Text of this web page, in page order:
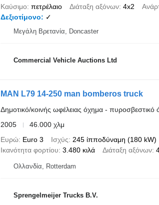
Καύσιμο πετρέλαιο Διάταξη αξόνων 4x2
Δεξιοτίμονο
✓
Μεγάλη Βρετανία, Doncaster
Commercial Vehicle Auctions Ltd
MAN L79 14-250 man bomberos truck
Δημοτικό/κοινής ωφέλειας όχημα - πυροσβεστικό
2005
46.000 χλμ
Ευρώ Euro 3 Ισχύς 245 ίπποδύναμη (180 kW)
Ικανότητα φορτίου 3.480 κιλά Διάταξη αξόνων
Ολλανδία, Rotterdam
Sprengelmeijer Trucks B.V.